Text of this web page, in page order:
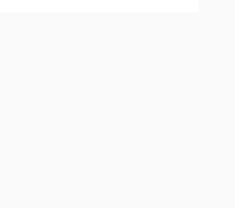
区别
定方法、关键结果KR书写
开始。蔚来汽车表示：“这
锻炼更多的HR能力？